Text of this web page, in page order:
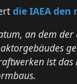
die IAEA
an dem
ist